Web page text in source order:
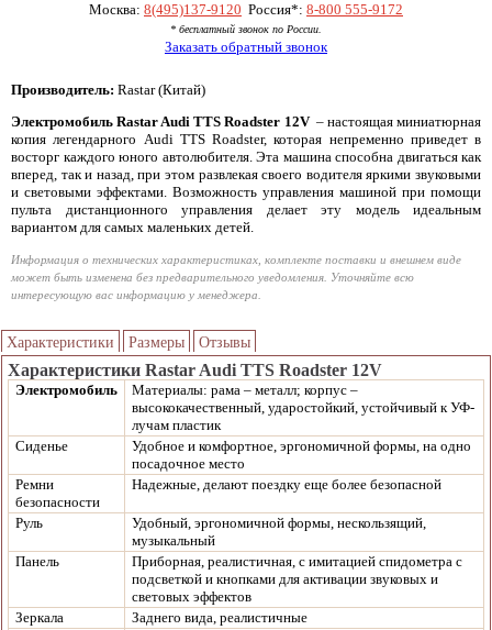
Москва: 8(495)137-9120 Россия*: 8-800 555-9172
* бесплатный звонок по России.
Заказать обратный звонок
Производитель: Rastar (Китай)
Электромобиль Rastar Audi TTS Roadster 12V – настоящая миниатюрная
копия легендарного Audi TTS Roadster, которая непременно приведет в
восторг каждого юного автолюбителя. Эта машина способна двигаться как
вперед, так и назад, при этом развлекая своего водителя яркими звуковыми
и световыми эффектами. Возможность управления машиной при помощи
пульта дистанционного управления делает эту модель идеальным
вариантом для самых маленьких детей.
Информация о технических характеристиках, комплекте поставки и внешнем виде
может быть изменена без предварительного уведомления. Уточняйте всю
интересующую вас информацию у менеджера.
Характеристики Размеры Отзывы
Характеристики Rastar Audi TTS Roadster 12V
Электромобиль
Материалы: рама – металл; корпус –
высококачественный, ударостойкий, устойчивый к УФ-
лучам пластик
Сиденье
Удобное и комфортное, эргономичной формы, на одно
посадочное место
Ремни
безопасности
Надежные, делают поездку еще более безопасной
Руль
Удобный, эргономичной формы, нескользящий,
музыкальный
Панель
Приборная, реалистичная, с имитацией спидометра с
подсветкой и кнопками для активации звуковых и
световых эффектов
Зеркала
Заднего вида, реалистичные